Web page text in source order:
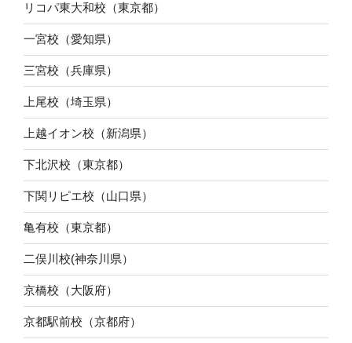
リコパ東大和校（東京都）
一宮校（愛知県）
三宮校（兵庫県）
上尾校（埼玉県）
上越イオン校（新潟県）
下北沢校（東京都）
下関リピエ校（山口県）
亀有校（東京都）
二俣川校(神奈川県）
京橋校（大阪府）
京都駅前校（京都府）